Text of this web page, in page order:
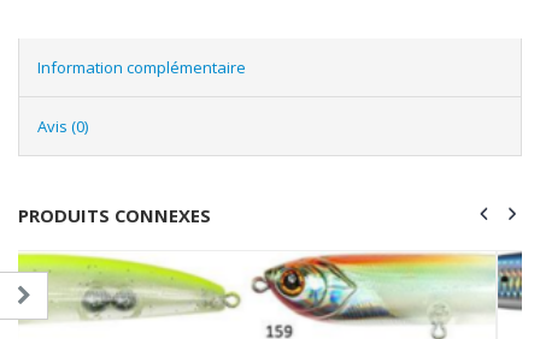
Information complémentaire
Avis (0)
PRODUITS CONNEXES